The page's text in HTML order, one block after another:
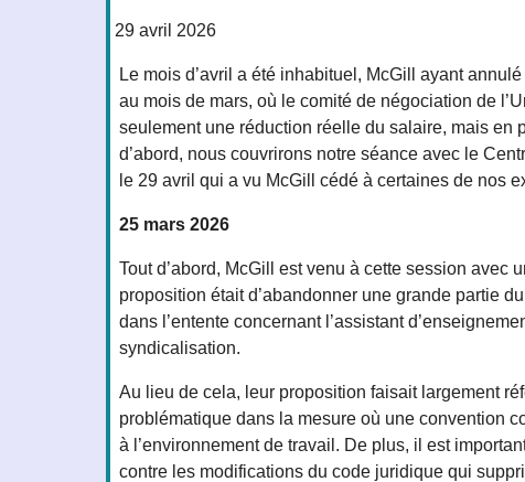
29 avril 2026
Le mois d’avril a été inhabituel, McGill ayant
au mois de mars, où le comité de négociation de
seulement une réduction réelle du salaire, mais en
d’abord, nous couvrirons notre séance avec le
le 29 avril qui a vu McGill cédé à certaines de nos
25 mars 2026
Tout d’abord, McGill est venu à cette session
proposition était d’abandonner une grande partie
dans l’entente concernant l’assistant
syndicalisation.
Au lieu de cela, leur proposition faisait largement
problématique dans la mesure où une convention
à l’environnement de travail. De plus, il est
contre les modifications du code juridique qui